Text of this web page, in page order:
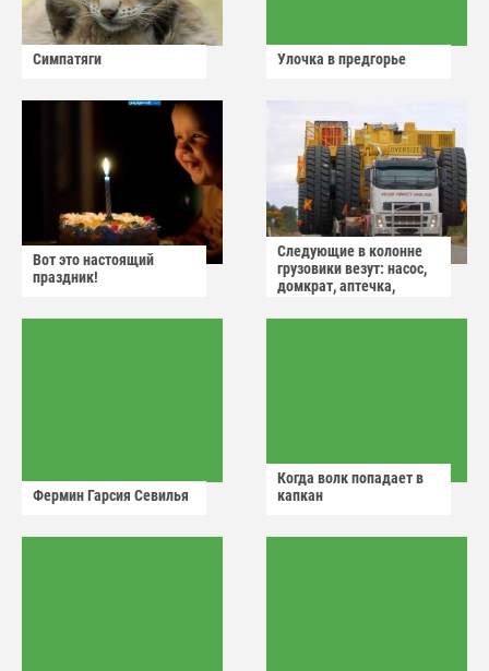
Симпатяги Улочка в предгорье
Вот это настоящий
праздник!
Следующие в колонне
грузовики везут: насос,
домкрат, аптечка,
Фермин Гарсия Севилья
Когда волк попадает в
капкан